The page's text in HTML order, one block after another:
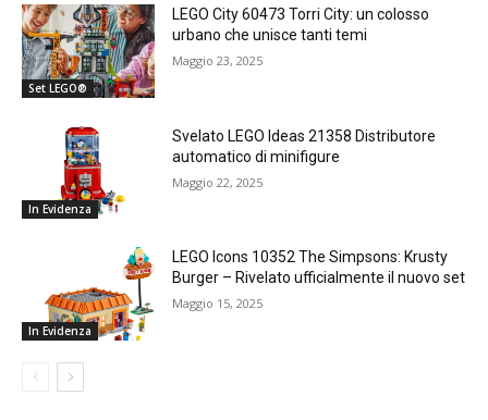
Set LEGO®
LEGO City 60473 Torri City: un colosso
urbano che unisce tanti temi
Maggio 23, 2025
In Evidenza
Svelato LEGO Ideas 21358 Distributore
automatico di minifigure
Maggio 22, 2025
In Evidenza
LEGO Icons 10352 The Simpsons: Krusty
Burger – Rivelato ufficialmente il nuovo set
Maggio 15, 2025